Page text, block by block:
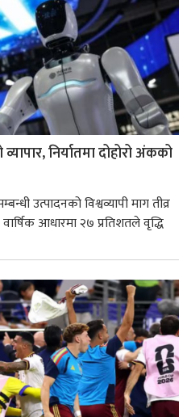
निर्यातमा दोहोरो अंकको
उत्पादनको विश्वव्यापी माग तीव्र
आधारमा २७ प्रतिशतले वृद्धि